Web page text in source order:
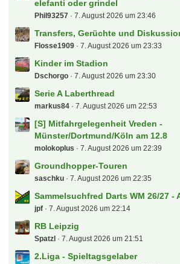
elefanti oder grindel
Phil93257 7. August 2026 um 23:46
Transfers, Gerüchte und
Flosse1909 7. August 2026 um 23:33
Kinder im Stadion
Dschorgo 7. August 2026 um 23:30
Serie A Laberthread
markus84 7. August 2026 um 22:53
[S] Mitfahrgelegenheit Vreden -
Münster/Dortmund/Köln am 12.8
molokoplus 7. August 2026 um 22:39
Groundhopper-Touren
saschku 7. August 2026 um 22:35
Sammelsuchfred Darts WM 26/27 -
jpf 7. August 2026 um 22:14
RB Leipzig
Spatzl 7. August 2026 um 21:51
2.Liga - Spieltagsgelaber